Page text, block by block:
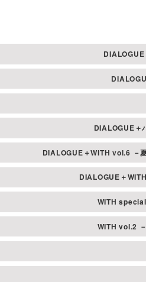
DIALOGUE＋
DIALOGUE＋WITH vol.6 －
DIALOGUE＋
WITH
WITH vol.2